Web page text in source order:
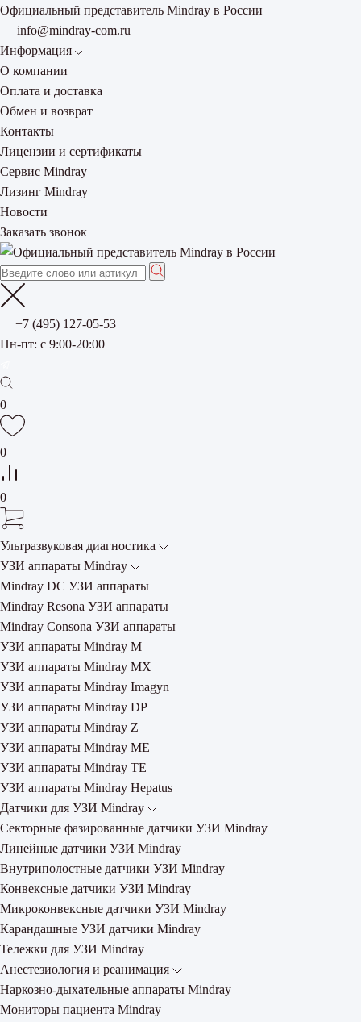
Официальный представитель Mindray в России
info@mindray-com.ru
Информация
О компании
Оплата и доставка
Обмен и возврат
Контакты
Лицензии и сертификаты
Сервис Mindray
Лизинг Mindray
Новости
Заказать звонок
+7 (495) 127-05-53
Пн-пт: с 9:00-20:00
0
0
0
Ультразвуковая диагностика
УЗИ аппараты Mindray
Mindray DC УЗИ аппараты
Mindray Resona УЗИ аппараты
Mindray Consona УЗИ аппараты
УЗИ аппараты Mindray M
УЗИ аппараты Mindray MX
УЗИ аппараты Mindray Imagyn
УЗИ аппараты Mindray DP
УЗИ аппараты Mindray Z
УЗИ аппараты Mindray ME
УЗИ аппараты Mindray TE
УЗИ аппараты Mindray Hepatus
Датчики для УЗИ Mindray
Секторные фазированные датчики УЗИ Mindray
Линейные датчики УЗИ Mindray
Внутриполостные датчики УЗИ Mindray
Конвексные датчики УЗИ Mindray
Микроконвексные датчики УЗИ Mindray
Карандашные УЗИ датчики Mindray
Тележки для УЗИ Mindray
Анестезиология и реанимация
Наркозно-дыхательные аппараты Mindray
Мониторы пациента Mindray